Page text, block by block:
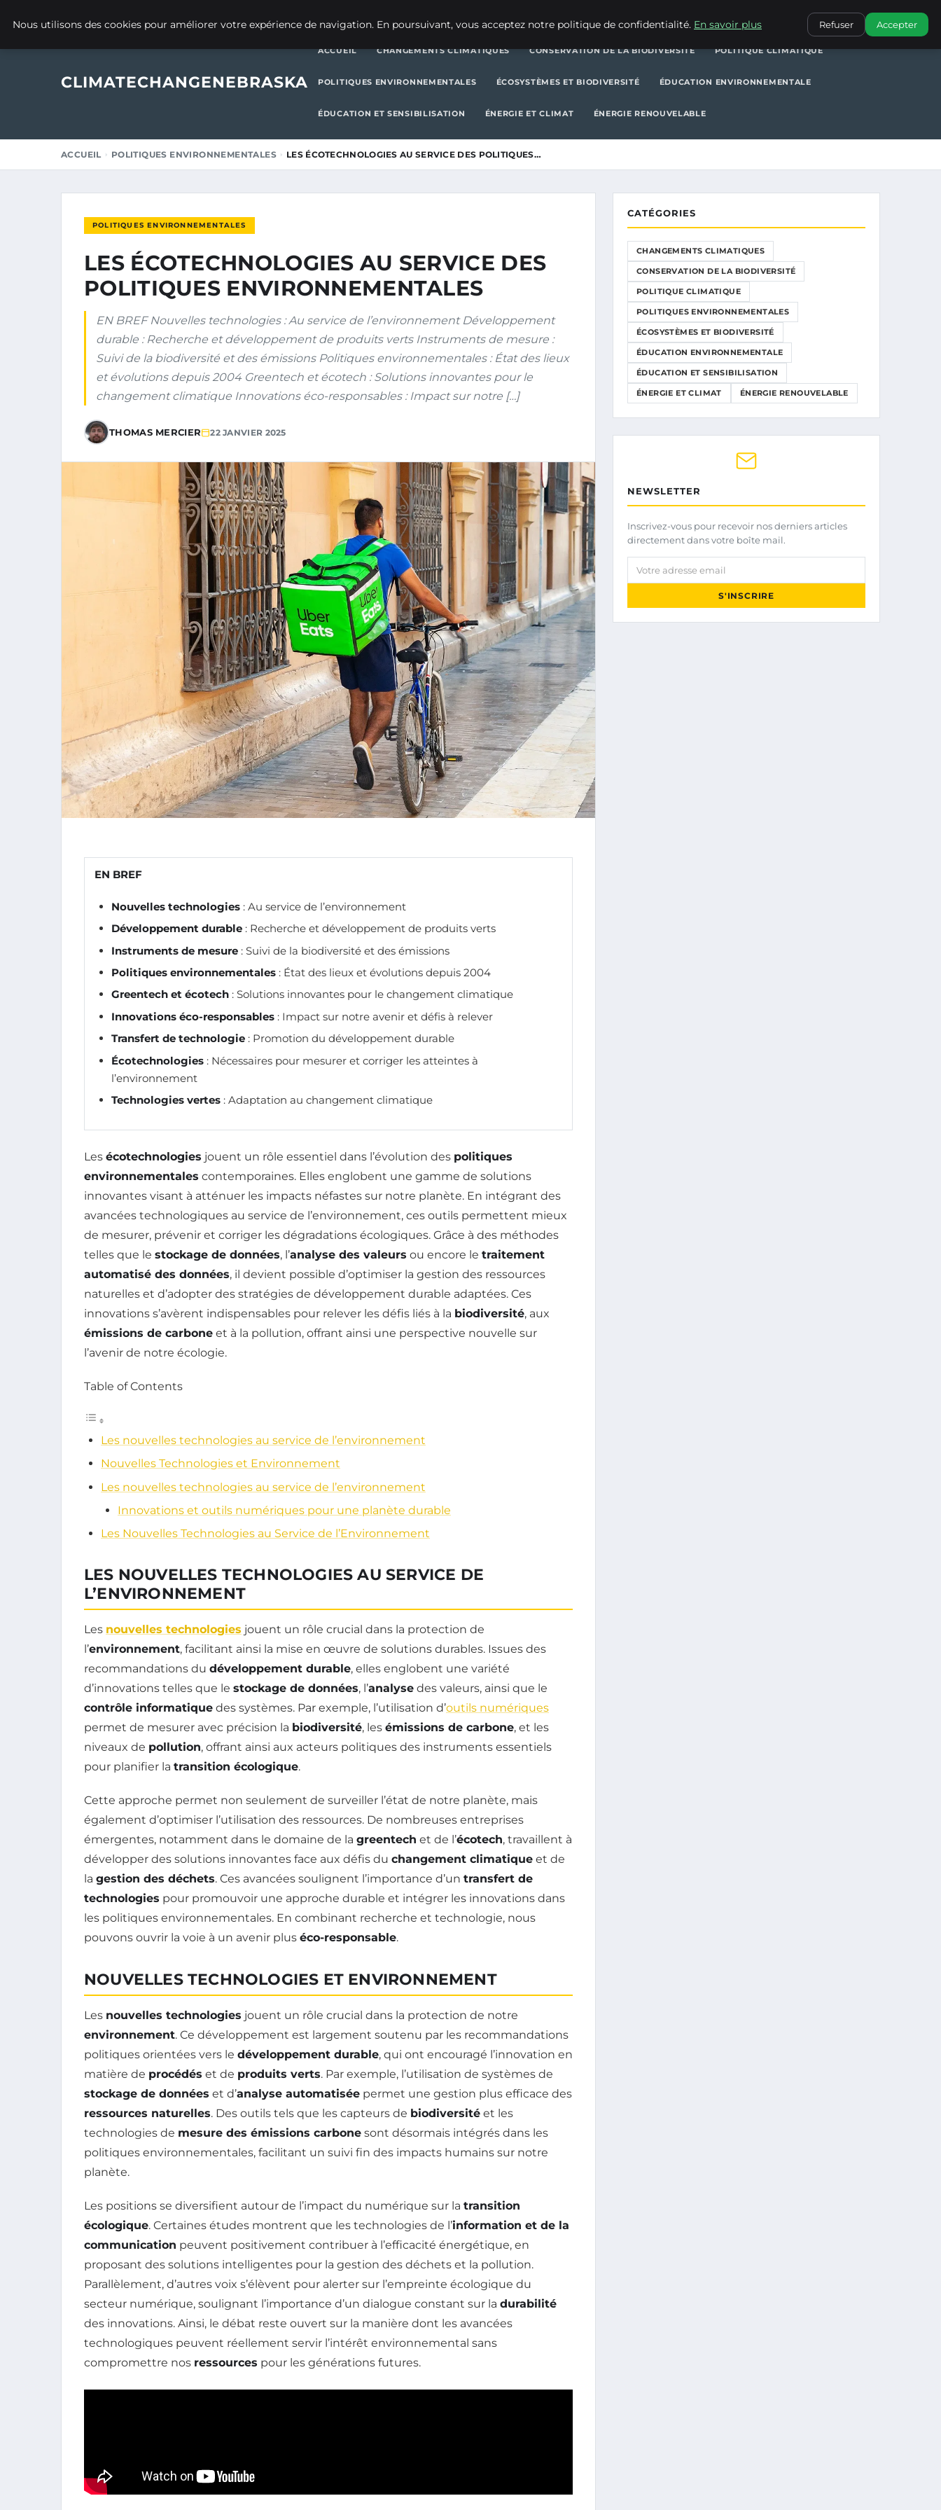
POLITIQUES ENVIRONNEMENTALES
CLIMATECHANGENEBRASKA
ACCUEIL CHANGEMENTS CLIMATIQUES CONSERVATION DE LA BIODIVERSITÉ POLITIQUE CLIMATIQUE
POLITIQUES ENVIRONNEMENTALES ÉCOSYSTÈMES ET BIODIVERSITÉ ÉDUCATION ENVIRONNEMENTALE
ÉDUCATION ET SENSIBILISATION ÉNERGIE ET CLIMAT ÉNERGIE RENOUVELABLE
ACCUEIL POLITIQUES ENVIRONNEMENTALES LES ÉCOTECHNOLOGIES AU SERVICE DES POLITIQUES…
POLITIQUES ENVIRONNEMENTALES
LES ÉCOTECHNOLOGIES AU SERVICE DES
POLITIQUES ENVIRONNEMENTALES
EN BREF Nouvelles technologies : Au service de l’environnement Développement
durable : Recherche et développement de produits verts Instruments de mesure :
Suivi de la biodiversité et des émissions Politiques environnementales : État des lieux
et évolutions depuis 2004 Greentech et écotech : Solutions innovantes pour le
changement climatique Innovations éco-responsables : Impact sur notre […]
THOMAS MERCIER 22 JANVIER 2025
EN BREF
Nouvelles technologies : Au service de l’environnement
Développement durable : Recherche et développement de produits verts
Instruments de mesure : Suivi de la biodiversité et des émissions
Politiques environnementales : État des lieux et évolutions depuis 2004
Greentech et écotech : Solutions innovantes pour le changement climatique
Innovations éco-responsables : Impact sur notre avenir et défis à relever
Transfert de technologie : Promotion du développement durable
Écotechnologies : Nécessaires pour mesurer et corriger les atteintes à
l’environnement
Technologies vertes : Adaptation au changement climatique
Les écotechnologies jouent un rôle essentiel dans l’évolution des politiques
environnementales contemporaines. Elles englobent une gamme de solutions
innovantes visant à atténuer les impacts néfastes sur notre planète. En intégrant des
avancées technologiques au service de l’environnement, ces outils permettent mieux
de mesurer, prévenir et corriger les dégradations écologiques. Grâce à des méthodes
telles que le stockage de données, l’analyse des valeurs ou encore le traitement
automatisé des données, il devient possible d’optimiser la gestion des ressources
naturelles et d’adopter des stratégies de développement durable adaptées. Ces
innovations s’avèrent indispensables pour relever les défis liés à la biodiversité, aux
émissions de carbone et à la pollution, offrant ainsi une perspective nouvelle sur
l’avenir de notre écologie.
Table of Contents
Les nouvelles technologies au service de l’environnement
Nouvelles Technologies et Environnement
Les nouvelles technologies au service de l’environnement
Innovations et outils numériques pour une planète durable
Les Nouvelles Technologies au Service de l’Environnement
LES NOUVELLES TECHNOLOGIES AU SERVICE DE
L’ENVIRONNEMENT
Les nouvelles technologies jouent un rôle crucial dans la protection de
l’environnement, facilitant ainsi la mise en œuvre de solutions durables. Issues des
recommandations du développement durable, elles englobent une variété
d’innovations telles que le stockage de données, l’analyse des valeurs, ainsi que le
contrôle informatique des systèmes. Par exemple, l’utilisation d’outils numériques
permet de mesurer avec précision la biodiversité, les émissions de carbone, et les
niveaux de pollution, offrant ainsi aux acteurs politiques des instruments essentiels
pour planifier la transition écologique.
Cette approche permet non seulement de surveiller l’état de notre planète, mais
également d’optimiser l’utilisation des ressources. De nombreuses entreprises
émergentes, notamment dans le domaine de la greentech et de l’écotech, travaillent à
développer des solutions innovantes face aux défis du changement climatique et de
la gestion des déchets. Ces avancées soulignent l’importance d’un transfert de
technologies pour promouvoir une approche durable et intégrer les innovations dans
les politiques environnementales. En combinant recherche et technologie, nous
pouvons ouvrir la voie à un avenir plus éco-responsable.
NOUVELLES TECHNOLOGIES ET ENVIRONNEMENT
Les nouvelles technologies jouent un rôle crucial dans la protection de notre
environnement. Ce développement est largement soutenu par les recommandations
politiques orientées vers le développement durable, qui ont encouragé l’innovation en
matière de procédés et de produits verts. Par exemple, l’utilisation de systèmes de
stockage de données et d’analyse automatisée permet une gestion plus efficace des
ressources naturelles. Des outils tels que les capteurs de biodiversité et les
technologies de mesure des émissions carbone sont désormais intégrés dans les
politiques environnementales, facilitant un suivi fin des impacts humains sur notre
planète.
Les positions se diversifient autour de l’impact du numérique sur la transition
écologique. Certaines études montrent que les technologies de l’information et de la
communication peuvent positivement contribuer à l’efficacité énergétique, en
proposant des solutions intelligentes pour la gestion des déchets et la pollution.
Parallèlement, d’autres voix s’élèvent pour alerter sur l’empreinte écologique du
secteur numérique, soulignant l’importance d’un dialogue constant sur la durabilité
des innovations. Ainsi, le débat reste ouvert sur la manière dont les avancées
technologiques peuvent réellement servir l’intérêt environnemental sans
compromettre nos ressources pour les générations futures.
CATÉGORIES
CHANGEMENTS CLIMATIQUES
CONSERVATION DE LA BIODIVERSITÉ
POLITIQUE CLIMATIQUE
POLITIQUES ENVIRONNEMENTALES
ÉCOSYSTÈMES ET BIODIVERSITÉ
ÉDUCATION ENVIRONNEMENTALE
ÉDUCATION ET SENSIBILISATION
ÉNERGIE ET CLIMAT ÉNERGIE RENOUVELABLE
NEWSLETTER
Inscrivez-vous pour recevoir nos derniers articles
directement dans votre boîte mail.
Votre adresse email
S'INSCRIRE
Nous utilisons des cookies pour améliorer votre expérience de navigation. En poursuivant, vous acceptez notre politique de confidentialité. En savoir plus Refuser Accepter